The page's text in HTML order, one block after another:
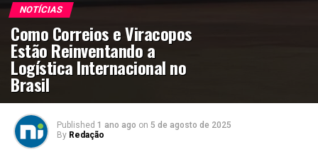
NOTÍCIAS
Como Correios e Viracopos
Estão Reinventando a
Logística Internacional no
Brasil
Published 1 ano ago on 5 de agosto de 2025
By Redação